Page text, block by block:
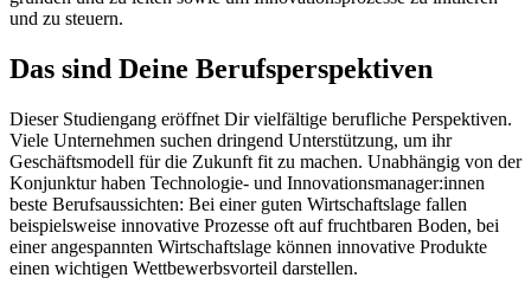
und zu steuern.
Das sind Deine Berufsperspektiven
Dieser Studiengang eröffnet Dir vielfältige berufliche Perspektiven.
Viele Unternehmen suchen dringend Unterstützung, um ihr
Geschäftsmodell für die Zukunft fit zu machen. Unabhängig von der
Konjunktur haben Technologie- und Innovationsmanager:innen
beste Berufsaussichten: Bei einer guten Wirtschaftslage fallen
beispielsweise innovative Prozesse oft auf fruchtbaren Boden, bei
einer angespannten Wirtschaftslage können innovative Produkte
einen wichtigen Wettbewerbsvorteil darstellen.